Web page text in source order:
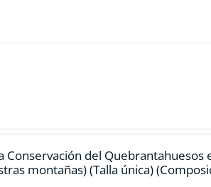
del Quebrantahuesos
montañas) (Talla única)